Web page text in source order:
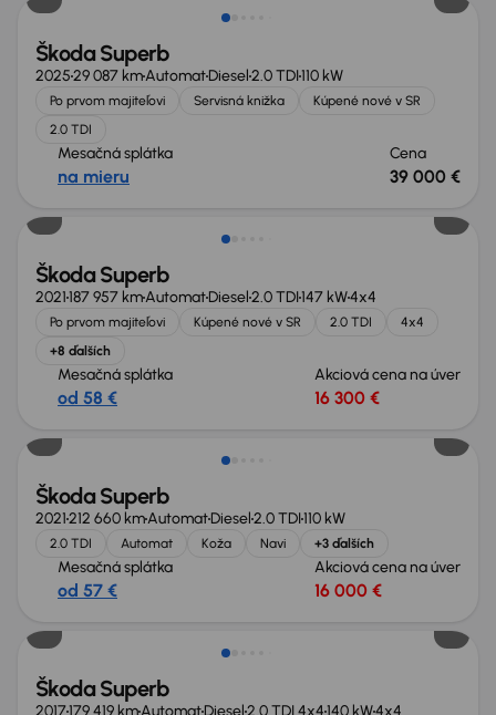
Škoda Superb
202529 087 kmAutomatDiesel2.0 TDI110 kW
Po prvom majiteľovi Servisná knižka
Kúpené nové v SR
2.0 TDI
Mesačná splátka
na mieru
Cena
39 000 €
Možnosť odpočtu DPH
Škoda Superb
2021187 957 kmAutomatDiesel2.0 TDI147 kW4x4
Po prvom majiteľovi Kúpené nové v SR 2.0 TDI
4x4
+8 ďalších
Mesačná splátka
od 58 €
Akciová cena na úver
16 300 €
Nové v ponuke
Škoda Superb
2021212 660 kmAutomatDiesel2.0 TDI110 kW
2.0 TDI Automat Koža Navi +3 ďalších
Mesačná splátka
od 57 €
Akciová cena na úver
16 000 €
Nové v ponuke
Škoda Superb
2017179 419 kmAutomatDiesel2.0 TDI 4x4140 kW4x4